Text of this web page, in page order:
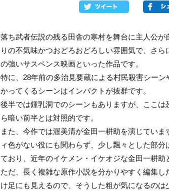
落ち武者伝説の残る田舎の寒村を舞台に主人公
りの不気味かつおどろおどろしい雰囲気で、さ
の強いサスペンス映画といった作品です。
特に、28年前の多治見要蔵による村民殺害シー
かってくるシーンはインパクトが抜群です。
後半では鍾乳洞でのシーンもありますが、ここ
ら暗い前半とは対照的です。
また、今作では渥美清が金田一耕助を演じてい
ィ色がない役にも関わらず、少し飄々とした部
ており、近年のイケメン・イケオジな金田一耕助
ただ、長く複雑な原作小説を分かりやすく編集
け足にも見えるので、そうした粗が気になるのは